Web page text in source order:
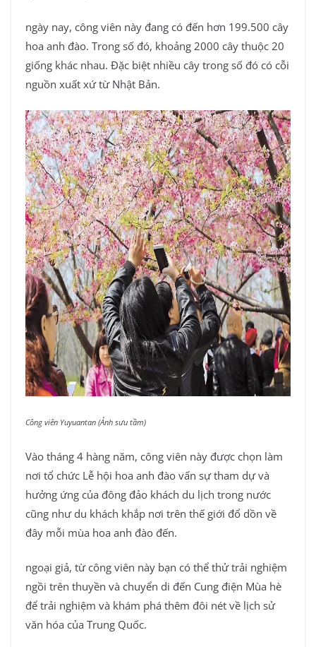
ngày nay, công viên này đang có đến hơn 199.500 cây
hoa anh đào. Trong số đó, khoảng 2000 cây thuộc 20
giống khác nhau. Đặc biệt nhiều cây trong số đó có cỗi
nguồn xuất xứ từ Nhật Bản.
Công viên Yuyuantan (Ảnh sưu tầm)
Vào tháng 4 hàng năm, công viên này được chọn làm
nơi tổ chức Lễ hội hoa anh đào vấn sự tham dự và
hưởng ứng của đông đảo khách du lịch trong nước
cũng như du khách khắp nơi trên thế giới đổ dồn về
đây mỗi mùa hoa anh đào đến.
ngoại giả, từ công viên này bạn có thể thử trải nghiệm
ngồi trên thuyền và chuyển di đến Cung điện Mùa hè
để trải nghiệm và khám phá thêm đôi nét về lịch sử
văn hóa của Trung Quốc.